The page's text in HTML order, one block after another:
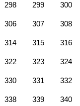
298 299 300
306 307 308
314 315 316
322 323 324
330 331 332
338 339 340